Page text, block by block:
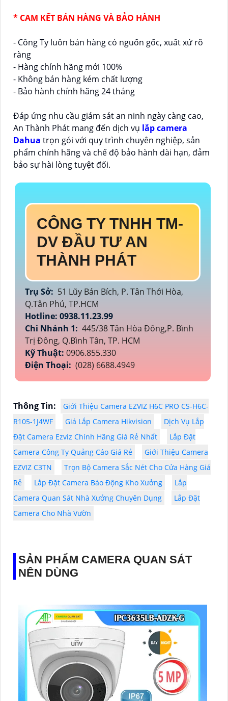
* CAM KẾT BÁN HÀNG VÀ BẢO HÀNH
- Công Ty luôn bán hàng có nguốn gốc, xuất xứ rõ
ràng
- Hàng chính hãng mới 100%
- Không bán hàng kém chất lượng
- Bảo hành chính hãng 24 tháng
Đáp ứng nhu cầu giám sát an ninh ngày càng cao,
An Thành Phát mang đến dịch vụ lắp camera
Dahua trọn gói với quy trình chuyên nghiệp, sản
phẩm chính hãng và chế độ bảo hành dài hạn, đảm
bảo sự hài lòng tuyệt đối.
CÔNG TY TNHH TM-
DV ĐẦU TƯ AN
THÀNH PHÁT
Trụ Sở: 51 Lũy Bán Bích, P. Tân Thới Hòa,
Q.Tân Phú, TP.HCM
Hotline: 0938.11.23.99
Chi Nhánh 1: 445/38 Tân Hòa Đông,P. Bình
Trị Đông, Q.Bình Tân, TP. HCM
Kỹ Thuật: 0906.855.330
Điện Thoại: (028) 6688.4949
Thông Tin:
Giới Thiệu Camera EZVIZ H6C PRO CS-H6C-
R105-1J4WF
Giá Lắp Camera Hikvision
Dịch Vụ Lắp
Đặt Camera Ezviz Chính Hãng Giá Rẻ Nhất
Lắp Đặt
Camera Công Ty Quảng Cáo Giá Rẻ
Giới Thiệu Camera
EZVIZ C3TN
Trọn Bộ Camera Sắc Nét Cho Cửa Hàng Giá
Rẻ
Lắp Đặt Camera Báo Động Kho Xưởng
Lắp
Camera Quan Sát Nhà Xưởng Chuyên Dụng
Lắp Đặt
Camera Cho Nhà Vườn
SẢN PHẨM CAMERA QUAN SÁT
NÊN DÙNG